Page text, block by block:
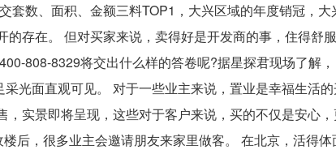
数、面积、金额三料TOP1，大兴区域的年度销冠，大
存在。 但对买家来说，卖得好是开发商的事，住得舒
808-8329将交出什么样的答卷呢?据星探君现场了解
光面直观可见。 对于一些业主来说，置业是幸福生活的
实景即将呈现，这些对于客户来说，买的不仅是安心
后，很多业主会邀请朋友来家里做客。 在北京，活得